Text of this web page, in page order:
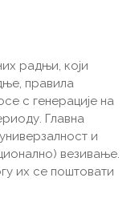
радњи, који
правила
с генерације на
Главна
и
везивање.
их се поштовати